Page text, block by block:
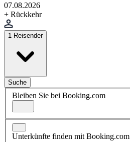
07.08.2026
+ Rückkehr
1 Reisender
Suche
Bleiben Sie bei Booking.com
Unterkünfte finden mit Booking.com